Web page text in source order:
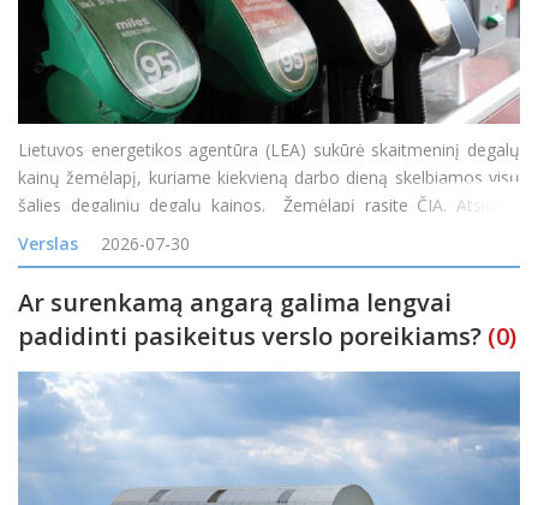
Lietuvos energetikos agentūra (LEA) sukūrė skaitmeninį degalų
kainų žemėlapį, kuriame kiekvieną darbo dieną skelbiamos visų
šalies degalinių degalų kainos. Žemėlapį rasite ČIA. Atsidarę
žemėlapį gyventojai nuo šiol galės patys palyginti kainas
Verslas 2026-07-30
Ar surenkamą angarą galima lengvai
padidinti pasikeitus verslo poreikiams? (0)